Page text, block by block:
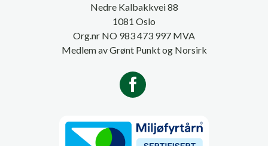
Nedre Kalbakkvei 88
1081 Oslo
Org.nr NO 983 473 997 MVA
Medlem av Grønt Punkt og Norsirk